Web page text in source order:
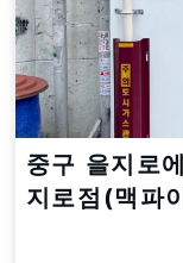
중구 을지로
지로점(맥파